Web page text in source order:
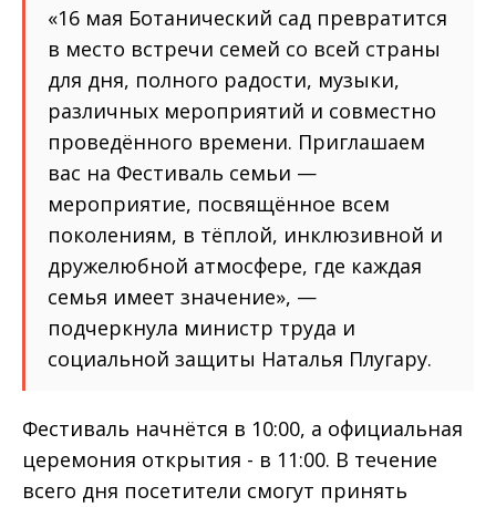
«16 мая Ботанический сад превратится
в место встречи семей со всей страны
для дня, полного радости, музыки,
различных мероприятий и совместно
проведённого времени. Приглашаем
вас на Фестиваль семьи —
мероприятие, посвящённое всем
поколениям, в тёплой, инклюзивной и
дружелюбной атмосфере, где каждая
семья имеет значение», —
подчеркнула министр труда и
социальной защиты Наталья Плугару.
Фестиваль начнётся в 10:00, а официальная
церемония открытия - в 11:00. В течение
всего дня посетители смогут принять